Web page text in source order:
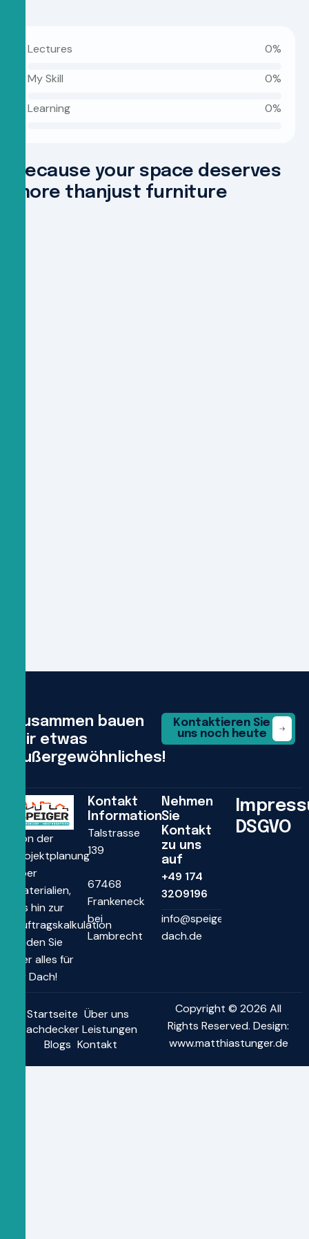
Lectures 0%
My Skill 0%
Learning 0%
ecause your space d eserves
more t hanjust furniture
Zusammen bauen
wir etwas
außergewöhnliches!
Kontaktieren Sie
uns noch heute
Von der
Projektplanung
über
Materialien,
bis hin zur
Auftragskalkulation
finden Sie
hier alles für
Ihr Dach!
Kontakt
Information
Talstrasse
139
67468
Frankeneck
bei
Lambrecht
Nehmen
Sie
Kontakt
zu uns
auf
+49 174
3209196
info@speiger-
dach.de
DSGVO
Startseite Über uns
Dachdecker Leistungen
Blogs Kontakt
Copyright © 2026 All
Rights Reserved. Design:
www.matthiastunger.de